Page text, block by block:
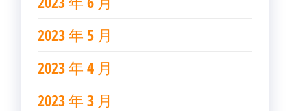
2023 年 5 月
2023 年 4 月
2023 年 3 月